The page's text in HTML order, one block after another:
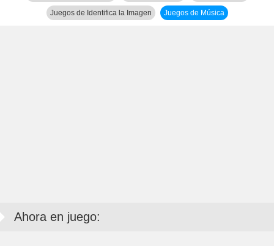
Juegos de Identifica la Imagen Juegos de Música
Ahora en juego: